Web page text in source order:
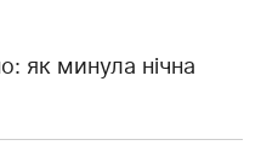
як минула нічна